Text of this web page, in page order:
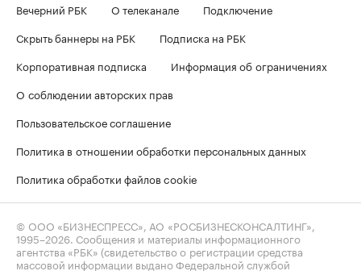
Вечерний РБК
О телеканале
Подключение
Скрыть баннеры на РБК
Подписка на РБК
Корпоративная подписка
Информация об ограничениях
О соблюдении авторских прав
Пользовательское соглашение
Политика в отношении обработки персональных данных
Политика обработки файлов cookie
© ООО «БИЗНЕСПРЕСС», АО «РОСБИЗНЕСКОНСАЛТИНГ»,
1995–2026. Сообщения и материалы информационного
агентства «РБК» (свидетельство о регистрации средства
массовой информации выдано Федеральной службой